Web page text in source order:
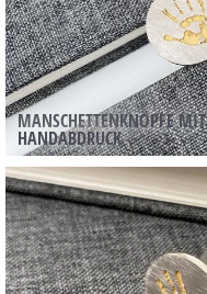
MANSCHETTENKNÖPFE MIT
HANDABDRUCK